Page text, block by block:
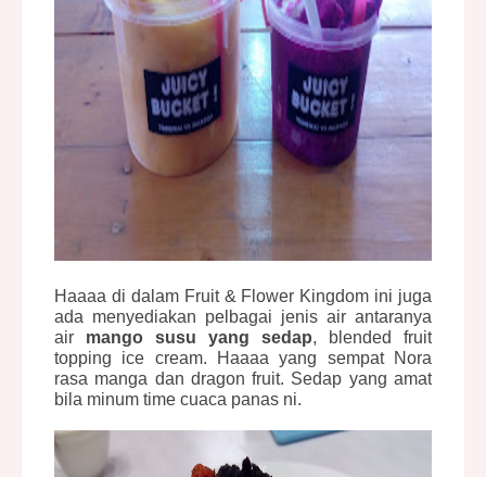
Haaaa di dalam Fruit & Flower Kingdom ini juga
ada menyediakan pelbagai jenis air antaranya
air mango susu yang sedap, blended fruit
topping ice cream. Haaaa yang sempat Nora
rasa manga dan dragon fruit. Sedap yang amat
bila minum time cuaca panas ni.